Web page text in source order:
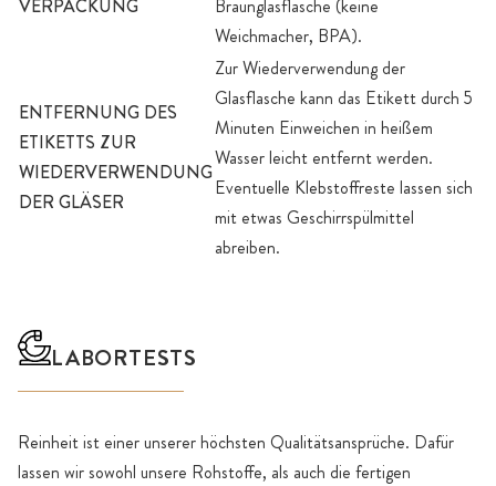
VERPACKUNG
Braunglasflasche (keine
Weichmacher, BPA).
ENTFERNUNG DES
ETIKETTS ZUR
WIEDERVERWENDUNG
DER GLÄSER
Zur Wiederverwendung der
Glasflasche kann das Etikett durch 5
Minuten Einweichen in heißem
Wasser leicht entfernt werden.
Eventuelle Klebstoffreste lassen sich
mit etwas Geschirrspülmittel
abreiben.
LABORTESTS
Reinheit ist einer unserer höchsten Qualitätsansprüche. Dafür
lassen wir sowohl unsere Rohstoffe, als auch die fertigen